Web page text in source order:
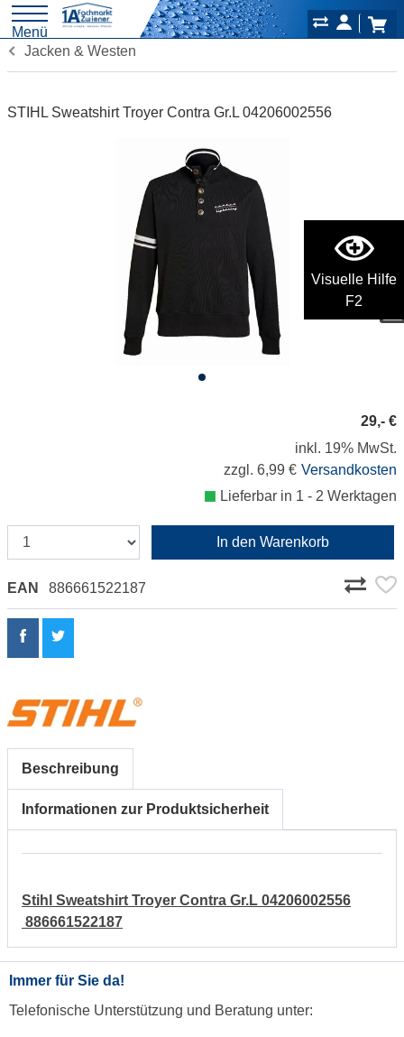
Visuelle Hilfe
F2
Menü
Jacken & Westen
STIHL Sweatshirt Troyer Contra Gr.L 04206002556
29,- €
inkl. 19% MwSt.
zzgl. 6,99 € Versandkosten
Lieferbar in 1 - 2 Werktagen
In den Warenkorb
EAN 886661522187
Beschreibung
Informationen zur Produktsicherheit
Stihl Sweatshirt Troyer Contra Gr.L 04206002556
886661522187
Immer für Sie da!
Telefonische Unterstützung und Beratung unter: